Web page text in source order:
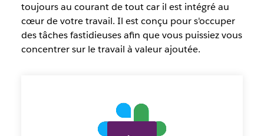
toujours au courant de tout car il est intégré au
cœur de votre travail. Il est conçu pour s'occuper
des tâches fastidieuses afin que vous puissiez vous
concentrer sur le travail à valeur ajoutée.